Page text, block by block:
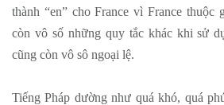
thành “en” cho France vì France thuộc
còn vô số những quy tắc khác khi sử
cũng còn vô sô ngoại lệ.
Tiếng Pháp dường như quá khó, quá